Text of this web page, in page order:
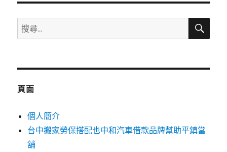
搜
尋
鍵
搜
頁面
個人簡介
台中搬家勞保搭配也中和汽車借款品牌幫助平鎮當
舖